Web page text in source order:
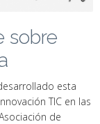
sobre
esta
TIC en las
de